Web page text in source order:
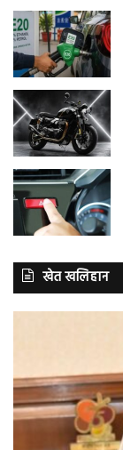
खेत खलिहान